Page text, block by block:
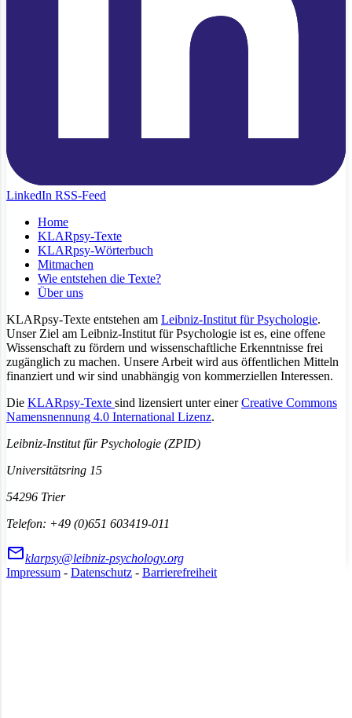
LinkedIn RSS-Feed
Home
KLARpsy-Texte
KLARpsy-Wörterbuch
Mitmachen
Wie entstehen die Texte?
Über uns
KLARpsy-Texte entstehen am Leibniz-Institut für Psychologie.
Unser Ziel am Leibniz-Institut für Psychologie ist es, eine offene
Wissenschaft zu fördern und wissenschaftliche Erkenntnisse frei
zugänglich zu machen. Unsere Arbeit wird aus öffentlichen Mitteln
finanziert und wir sind unabhängig von kommerziellen Interessen.
Die KLARpsy-Texte sind lizensiert unter einerCreative Commons
Namensnennung 4.0 International Lizenz.
Leibniz-Institut für Psychologie (ZPID)
Universitätsring 15
54296 Trier
Telefon: +49 (0)651 603419-011
klarpsy@leibniz-psychology.org
Impressum - Datenschutz - Barrierefreiheit